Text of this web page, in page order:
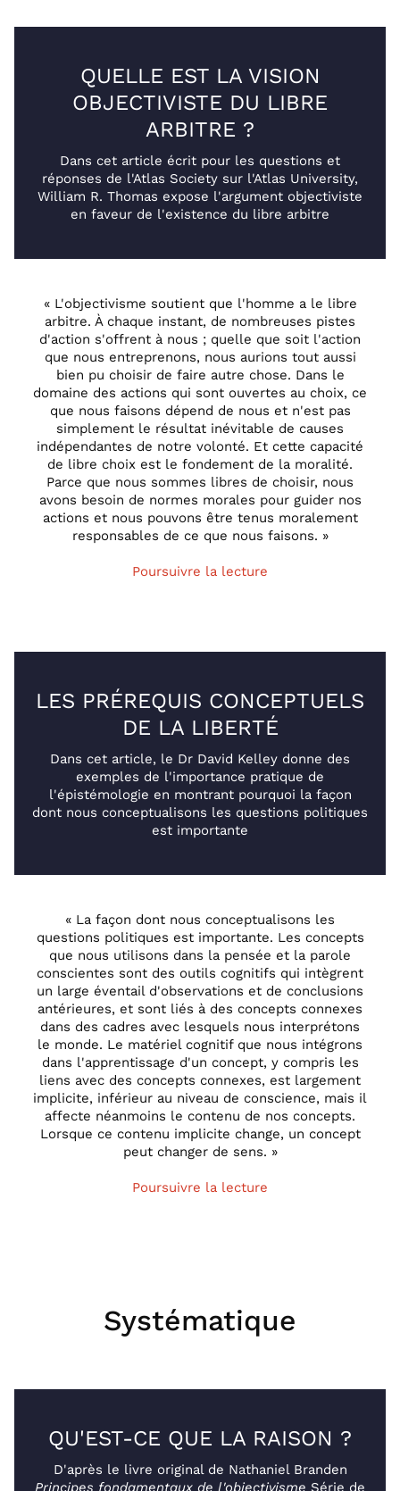
« L'objectivisme soutient que l'homme a le libre
arbitre. À chaque instant, de nombreuses pistes
d'action s'offrent à nous ; quelle que soit l'action
que nous entreprenons, nous aurions tout aussi
bien pu choisir de faire autre chose. Dans le
domaine des actions qui sont ouvertes au choix, ce
que nous faisons dépend de nous et n'est pas
simplement le résultat inévitable de causes
indépendantes de notre volonté. Et cette capacité
de libre choix est le fondement de la moralité.
Parce que nous sommes libres de choisir, nous
avons besoin de normes morales pour guider nos
actions et nous pouvons être tenus moralement
responsables de ce que nous faisons. »
Poursuivre la lecture
QUELLE EST LA VISION
OBJECTIVISTE DU LIBRE
ARBITRE ?
Dans cet article écrit pour les questions et
réponses de l'Atlas Society sur l'Atlas University,
William R. Thomas expose l'argument objectiviste
en faveur de l'existence du libre arbitre
LES PRÉREQUIS CONCEPTUELS
DE LA LIBERTÉ
Dans cet article, le Dr David Kelley donne des
exemples de l'importance pratique de
l'épistémologie en montrant pourquoi la façon
dont nous conceptualisons les questions politiques
est importante
« La façon dont nous conceptualisons les
questions politiques est importante. Les concepts
que nous utilisons dans la pensée et la parole
conscientes sont des outils cognitifs qui intègrent
un large éventail d'observations et de conclusions
antérieures, et sont liés à des concepts connexes
dans des cadres avec lesquels nous interprétons
le monde. Le matériel cognitif que nous intégrons
dans l'apprentissage d'un concept, y compris les
liens avec des concepts connexes, est largement
implicite, inférieur au niveau de conscience, mais il
affecte néanmoins le contenu de nos concepts.
Lorsque ce contenu implicite change, un concept
peut changer de sens. »
Poursuivre la lecture
Systématique
QU'EST-CE QUE LA RAISON ?
D'après le livre original de Nathaniel Branden
Principes fondamentaux de l'objectivisme Série de